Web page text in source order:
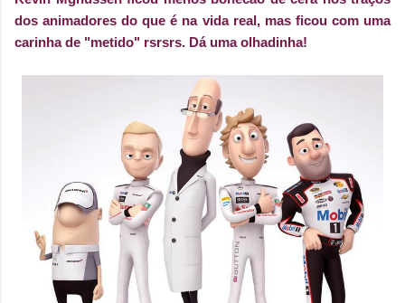
dos animadores do que é na vida real, mas ficou com uma
carinha de "metido" rsrsrs. Dá uma olhadinha!